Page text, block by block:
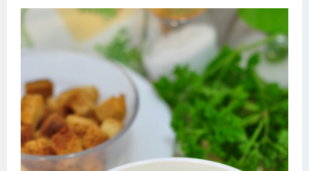
Выпечка
Десерт
Дизайн комнаты